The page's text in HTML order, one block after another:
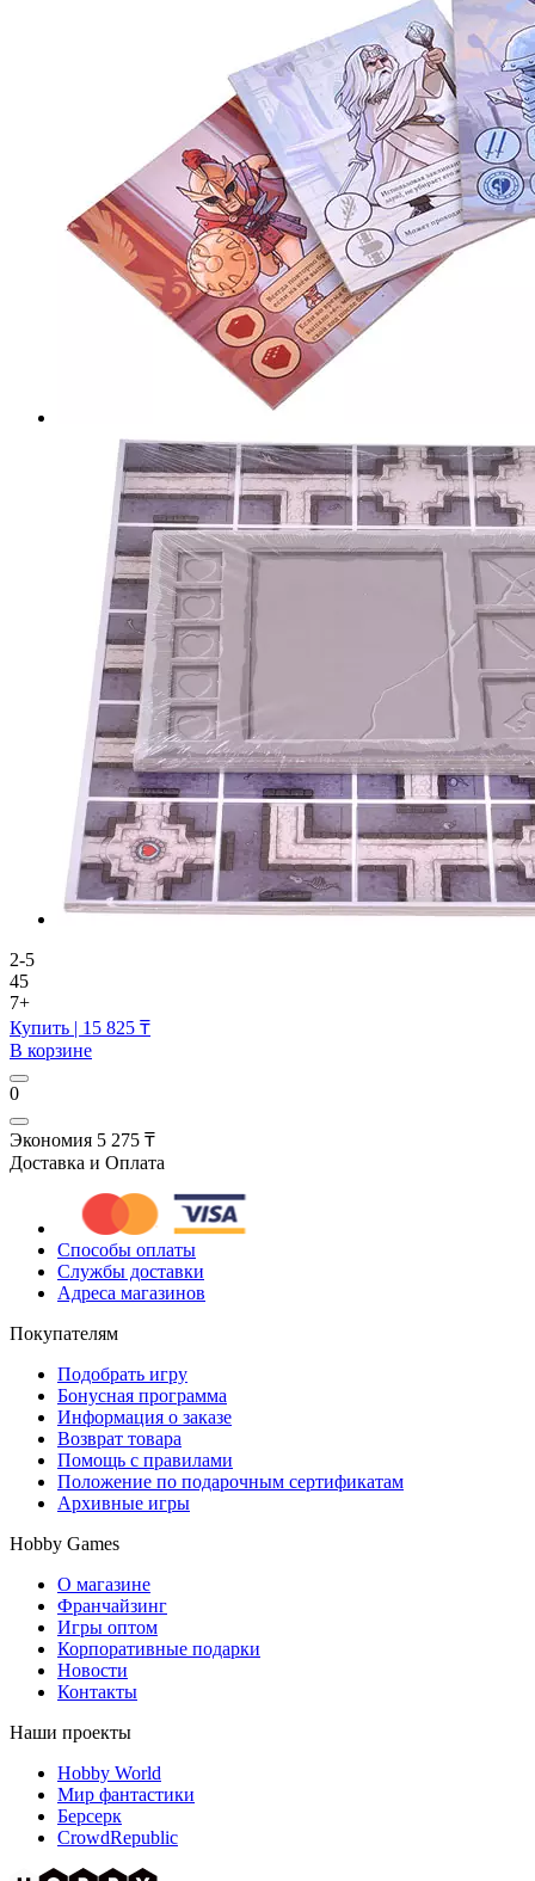
2-5
45
7+
Купить | 15 825 ₸
В корзине
0
Экономия 5 275 ₸
Доставка и Оплата
Способы оплаты
Службы доставки
Адреса магазинов
Покупателям
Подобрать игру
Бонусная программа
Информация о заказе
Возврат товара
Помощь с правилами
Положение по подарочным сертификатам
Архивные игры
Hobby Games
О магазине
Франчайзинг
Игры оптом
Корпоративные подарки
Новости
Контакты
Наши проекты
Hobby World
Мир фантастики
Берсерк
CrowdRepublic